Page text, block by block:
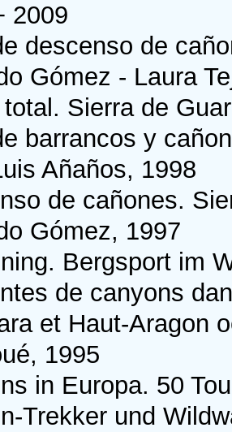
2009
descenso de
Gómez - Laura
Sierra de
barrancos y
Añaños, 1998
de cañones.
Gómez, 1997
Bergsport im
de canyons
et Haut-Aragon
1995
in Europa. 50
Trekker und